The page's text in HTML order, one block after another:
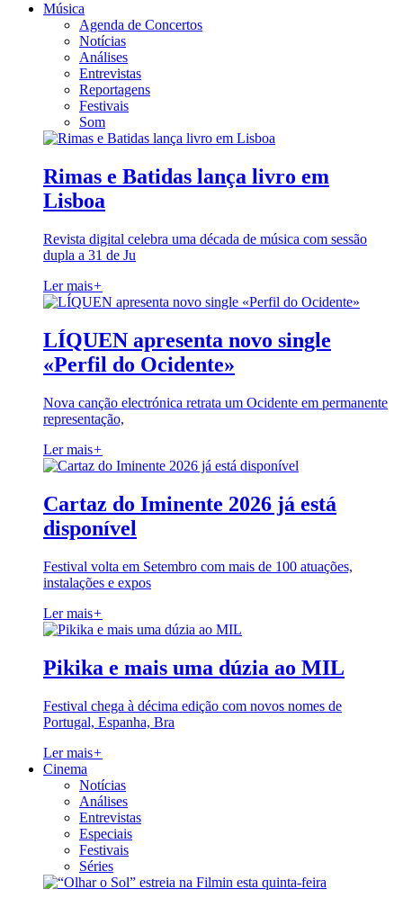
Música
Agenda de Concertos
Notícias
Análises
Entrevistas
Reportagens
Festivais
Som
Rimas e Batidas lança livro em
Lisboa
Revista digital celebra uma década de música com sessão
dupla a 31 de Ju
Ler mais+
LÍQUEN apresenta novo single
«Perfil do Ocidente»
Nova canção electrónica retrata um Ocidente em permanente
representação,
Ler mais+
Cartaz do Iminente 2026 já está
disponível
Festival volta em Setembro com mais de 100 atuações,
instalações e expos
Ler mais+
Pikika e mais uma dúzia ao MIL
Festival chega à décima edição com novos nomes de
Portugal, Espanha, Bra
Ler mais+
Cinema
Notícias
Análises
Entrevistas
Especiais
Festivais
Séries